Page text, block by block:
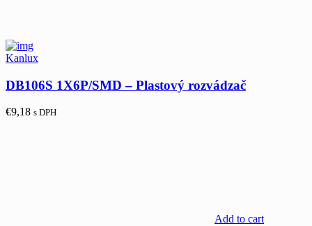
Kanlux
DB106S 1X6P/SMD – Plastový rozvádzač
€9,18 s DPH
Add to cart